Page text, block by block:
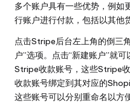
多个账户具有一些优势，例如
行账户进行付款，包括以其他
点击Stripe后台左上角的倒三
户”选项。点击“新建账户”就
Stripe收款账号，这些Stripe
收款账号绑定到其对应的
这些账号可以分别重命名以方